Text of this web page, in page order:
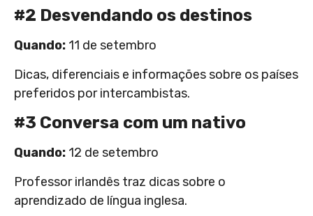
#2 Desvendando os destinos
Quando: 11 de setembro
Dicas, diferenciais e informações sobre os países
preferidos por intercambistas.
#3 Conversa com um nativo
Quando: 12 de setembro
Professor irlandês traz dicas sobre o
aprendizado de língua inglesa.